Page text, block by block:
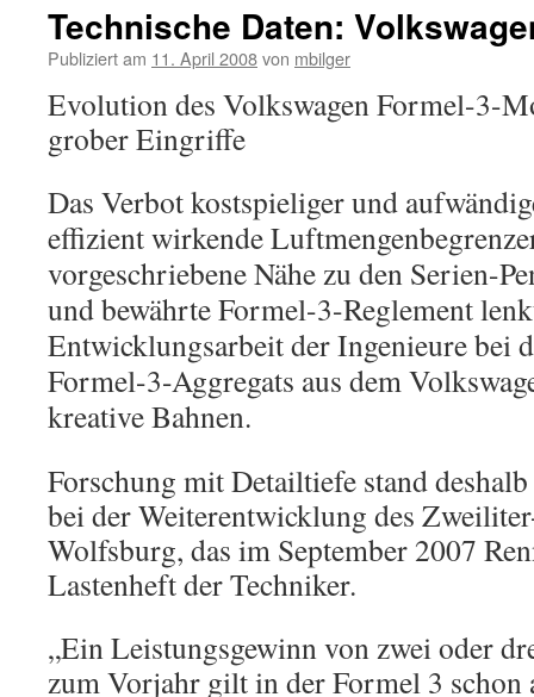
Technische Daten:
Publiziert am 11. April 2008von mbilger
Evolution des Volkswagen Formel-3-
grober Eingriffe
Das Verbot kostspieliger und
effizient wirkende
vorgeschriebene Nähe zu den Serien-
und bewährte Formel-3-Reglement
Entwicklungsarbeit der Ingenieure bei
Formel-3-­Aggregats aus dem
kreative Bahnen.
Forschung mit Detailtiefe stand
bei der Weiterentwicklung des
Wolfsburg, das im September 2007
Lastenheft der Techniker.
„Ein Leistungsgewinn von zwei oder
zum Vorjahr gilt in der Formel 3 schon